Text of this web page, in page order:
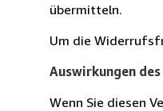
übermitteln.
Um die
Auswirkungen
Wenn Sie diesen